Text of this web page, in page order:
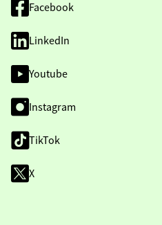
Facebook
LinkedIn
Youtube
Instagram
TikTok
X